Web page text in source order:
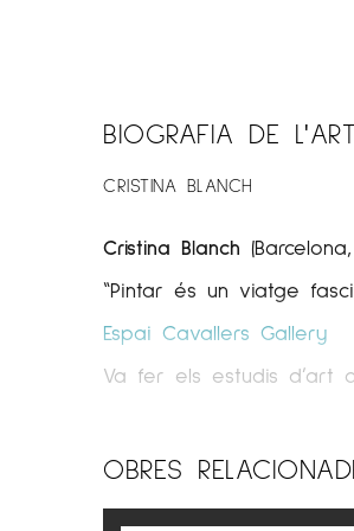
BIOGRAFIA DE
CRISTINA BLANCH
Cristina Blanch
“Pintar és un viatge
Espai Cavallers Gallery
Va fer els estudis d’art
Filla d’un pare
era ben petita.
Amb 23 anys i
OBRES